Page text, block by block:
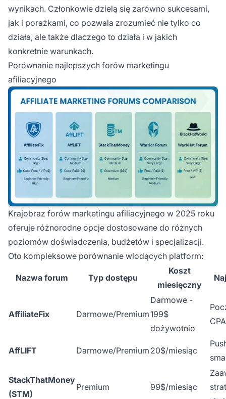
wynikach. Członkowie dzielą się zarówno sukcesami,
jak i porażkami, co pozwala zrozumieć nie tylko co
działa, ale także dlaczego to działa i w jakich
konkretnie warunkach.
Porównanie najlepszych forów marketingu
afiliacyjnego
Krajobraz forów marketingu afiliacyjnego w 2025 roku
oferuje różnorodne opcje dostosowane do różnych
poziomów doświadczenia, budżetów i specjalizacji.
Oto kompleksowe porównanie wiodących platform:
Nazwa forum Typ dostępu
Koszt
miesięczny
AffiliateFix Darmowe/Premium
Darmowe -
199$
dożywotnio
CPA
AffLIFT Darmowe/Premium 20$/miesiąc
StackThatMoney
(STM)
Premium 99$/miesiąc